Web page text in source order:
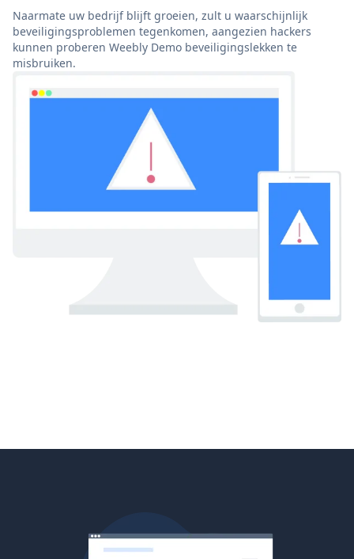
Naarmate uw bedrijf blijft groeien, zult u waarschijnlijk
beveiligingsproblemen tegenkomen, aangezien hackers
kunnen proberen Weebly Demo beveiligingslekken te
misbruiken.